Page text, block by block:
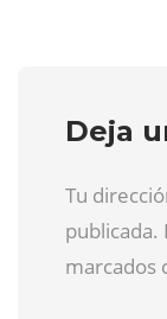
Deja
Tu
publicada.
marcados